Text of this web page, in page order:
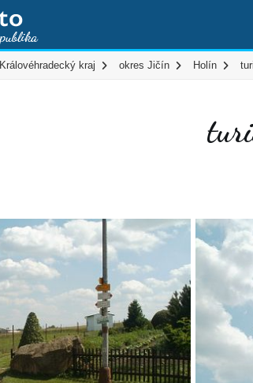
Královéhradecký kraj okres Jičín Holín